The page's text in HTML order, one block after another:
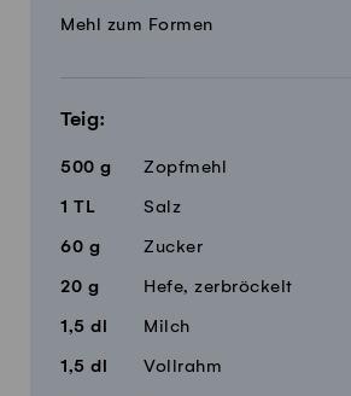
Mehl zum Formen
Teig:
500 g Zopfmehl
1 TL Salz
60 g Zucker
20 g Hefe, zerbröckelt
1,5 dl Milch
1,5 dl Vollrahm